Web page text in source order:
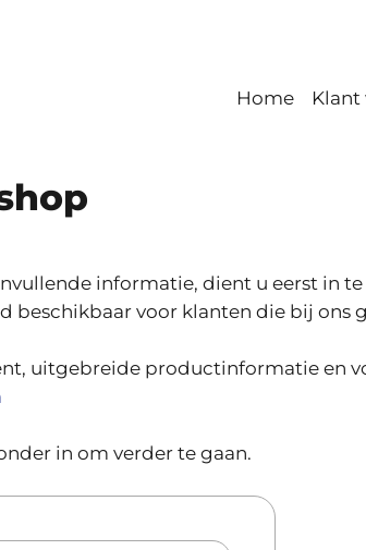
Home Klant
informatie, dient u eerst in
beschikbaar voor klanten die bij ons
uitgebreide productinformatie en
in om verder te gaan.